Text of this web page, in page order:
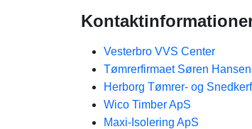
Vesterbro VVS Center
Tømrerfirmaet Søren
Herborg Tømrer- og
Wico Timber ApS
Maxi-Isolering ApS